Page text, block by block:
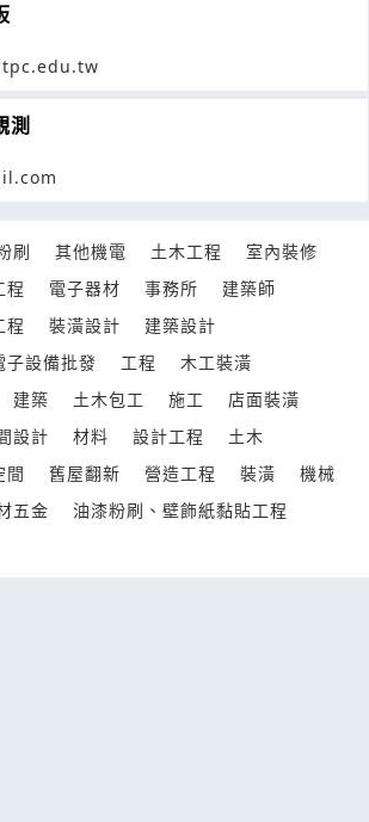
測
刷 其他機電 土木工程
室內裝修
程 電子器材 事務所
建築師
程 裝潢設計
建築設計
子設備批發 工程
木工裝潢
建築 土木包工 施工
店面裝潢
設計 材料 設計工程
土木
間 舊屋翻新 營造工程 裝潢
機械
五金
油漆粉刷、壁飾紙黏貼工程